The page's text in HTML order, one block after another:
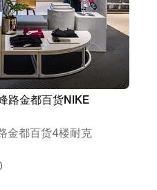
路金都百货NIKE
金都百货4楼耐克